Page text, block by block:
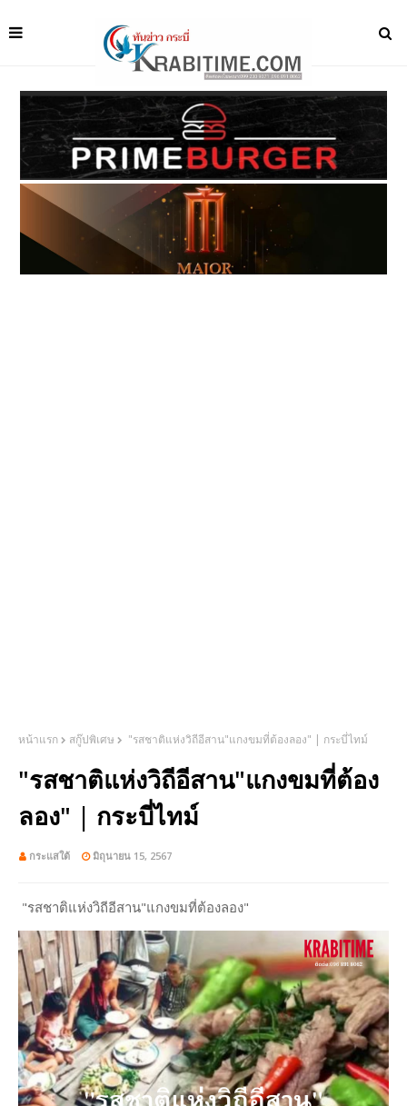
หน้าแรก สกู๊ปพิเศษ "รสชาติแห่งวิถีอีสาน"แกงขมที่ต้องลอง" | กระบี่ไทม์
"รสชาติแห่งวิถีอีสาน"แกงขมที่ต้อง
ลอง" | กระบี่ไทม์
กระแสใต้ มิถุนายน 15, 2567
"รสชาติแห่งวิถีอีสาน"แกงขมที่ต้องลอง"